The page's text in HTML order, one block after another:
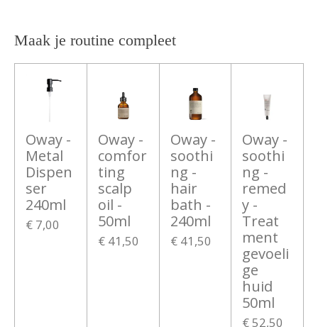
Maak je routine compleet
Oway -
Metal
Dispen
ser
240ml
€ 7,00
Oway -
comfor
ting
scalp
oil -
50ml
€ 41,50
Oway -
soothi
ng -
hair
bath -
240ml
€ 41,50
Oway -
soothi
ng -
remed
y -
Treat
ment
gevoeli
ge
huid
50ml
€ 52,50